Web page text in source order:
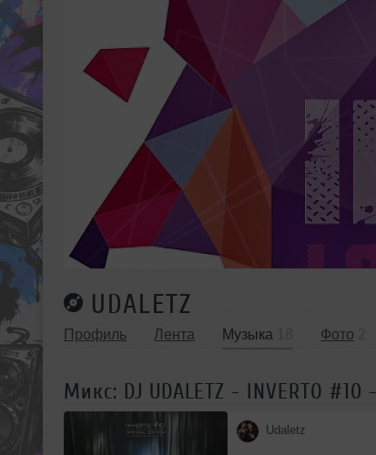
UDALETZ
Профиль Лента Музыка Фото
Микс: DJ UDALETZ - INVERTO
Udaletz